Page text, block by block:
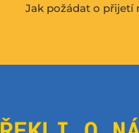
Jak požádat o přijetí